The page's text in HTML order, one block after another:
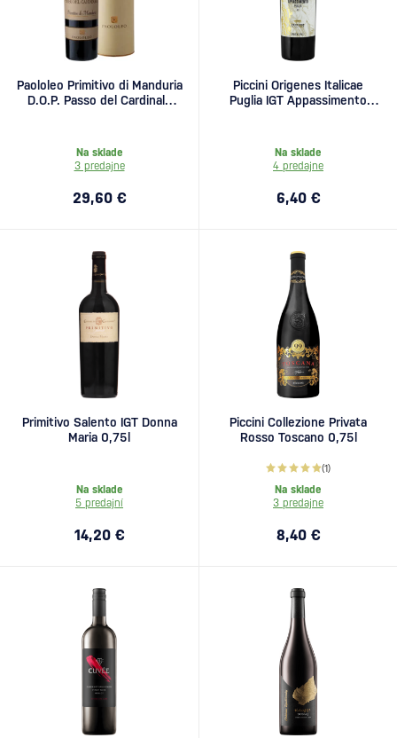
Paololeo Primitivo di Manduria
D.O.P. Passo del Cardinale
Na sklade
3 predajne
29,60 €
Piccini Origenes Italicae
Puglia IGT Appassimento
Na sklade
4 predajne
6,40 €
Primitivo Salento IGT Donna
Maria 0,75l
Na sklade
5 predajní
14,20 €
Piccini Collezione Privata
Rosso Toscano 0,75l
(1)
Na sklade
3 predajne
8,40 €